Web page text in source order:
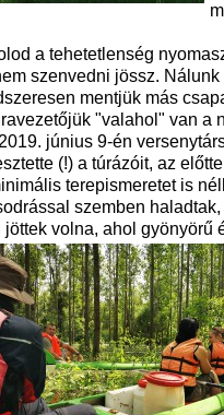
a tehetetlenség
szenvedni jössz. Nálunk
mentjük más
"valahol" van a
június 9-én
(!) a túrázóit, az
terepismeretet is
szemben haladtak,
jöttek volna, ahol gyönyörű